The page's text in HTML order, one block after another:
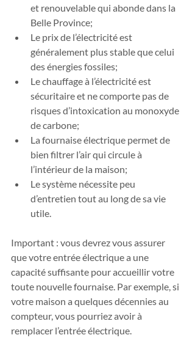
et renouvelable qui abonde dans la
Belle Province;
Le prix de l’électricité est
généralement plus stable que celui
des énergies fossiles;
Le chauffage à l’électricité est
sécuritaire et ne comporte pas de
risques d’intoxication au monoxyde
de carbone;
La fournaise électrique permet de
bien filtrer l’air qui circule à
l’intérieur de la maison;
Le système nécessite peu
d’entretien tout au long de sa vie
utile.
Important : vous devrez vous assurer
que votre entrée électrique a une
capacité suffisante pour accueillir votre
toute nouvelle fournaise. Par exemple, si
votre maison a quelques décennies au
compteur, vous pourriez avoir à
remplacer l’entrée électrique.